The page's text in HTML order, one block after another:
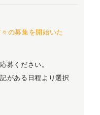
の募集を開始いた
募ください。
がある日程より選択